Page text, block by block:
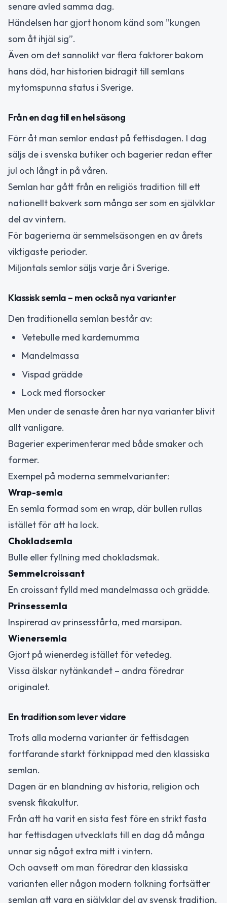
senare avled samma dag.
Händelsen har gjort honom känd som ”kungen
som åt ihjäl sig”.
Även om det sannolikt var flera faktorer bakom
hans död, har historien bidragit till semlans
mytomspunna status i Sverige.
Från en dag till en hel säsong
Förr åt man semlor endast på fettisdagen. I dag
säljs de i svenska butiker och bagerier redan efter
jul och långt in på våren.
Semlan har gått från en religiös tradition till ett
nationellt bakverk som många ser som en självklar
del av vintern.
För bagerierna är semmelsäsongen en av årets
viktigaste perioder.
Miljontals semlor säljs varje år i Sverige.
Klassisk semla – men också nya varianter
Den traditionella semlan består av:
Vetebulle med kardemumma
Mandelmassa
Vispad grädde
Lock med florsocker
Men under de senaste åren har nya varianter blivit
allt vanligare.
Bagerier experimenterar med både smaker och
former.
Exempel på moderna semmelvarianter:
Wrap-semla
En semla formad som en wrap, där bullen rullas
istället för att ha lock.
Chokladsemla
Bulle eller fyllning med chokladsmak.
Semmelcroissant
En croissant fylld med mandelmassa och grädde.
Prinsessemla
Inspirerad av prinsesstårta, med marsipan.
Wienersemla
Gjort på wienerdeg istället för vetedeg.
Vissa älskar nytänkandet – andra föredrar
originalet.
En tradition som lever vidare
Trots alla moderna varianter är fettisdagen
fortfarande starkt förknippad med den klassiska
semlan.
Dagen är en blandning av historia, religion och
svensk fikakultur.
Från att ha varit en sista fest före en strikt fasta
har fettisdagen utvecklats till en dag då många
unnar sig något extra mitt i vintern.
Och oavsett om man föredrar den klassiska
varianten eller någon modern tolkning fortsätter
semlan att vara en självklar del av svensk tradition.